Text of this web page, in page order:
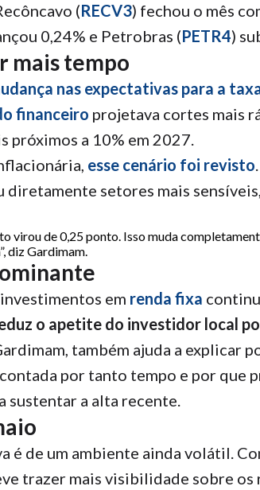
(RECV3) fechou o mês
0,24% e Petrobras (PETR4)
mais tempo
nas expectativas para a
financeiro projetava cortes mais
próximos a 10% em 2027.
esse cenário foi revisto
setores mais
virou de 0,25 ponto. Isso muda
diz Gardimam.
em renda fixa
o apetite do investidor local
também ajuda a explicar
por tanto tempo e por que
sustentar a alta recente.
é de um ambiente ainda volátil.
trazer mais visibilidade sobre os